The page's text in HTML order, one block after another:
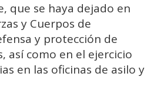
que se haya dejado en
y Cuerpos de
y protección de
así como en el ejercicio
en las oficinas de asilo y